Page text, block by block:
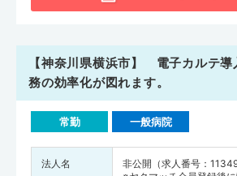
【神奈川県横浜市】 電子カルテ導
務の効率化が図れます。
常勤 一般病院
法人名
非公開（求人番号：